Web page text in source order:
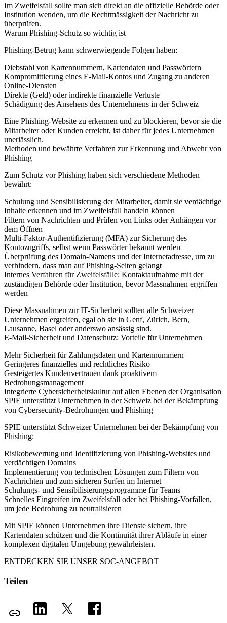
Im Zweifelsfall sollte man sich direkt an die offizielle Behörde oder
Institution wenden, um die Rechtmässigkeit der Nachricht zu
überprüfen.
Warum Phishing-Schutz so wichtig ist
Phishing-Betrug kann schwerwiegende Folgen haben:
Diebstahl von Kartennummern, Kartendaten und Passwörtern
Kompromittierung eines E-Mail-Kontos und Zugang zu anderen
Online-Diensten
Direkte (Geld) oder indirekte finanzielle Verluste
Schädigung des Ansehens des Unternehmens in der Schweiz
Eine Phishing-Website zu erkennen und zu blockieren, bevor sie die
Mitarbeiter oder Kunden erreicht, ist daher für jedes Unternehmen
unerlässlich.
Methoden und bewährte Verfahren zur Erkennung und Abwehr von
Phishing
Zum Schutz vor Phishing haben sich verschiedene Methoden
bewährt:
Schulung und Sensibilisierung der Mitarbeiter, damit sie verdächtige
Inhalte erkennen und im Zweifelsfall handeln können
Filtern von Nachrichten und Prüfen von Links oder Anhängen vor
dem Öffnen
Multi-Faktor-Authentifizierung (MFA) zur Sicherung des
Kontozugriffs, selbst wenn Passwörter bekannt werden
Überprüfung des Domain-Namens und der Internetadresse, um zu
verhindern, dass man auf Phishing-Seiten gelangt
Internes Verfahren für Zweifelsfälle: Kontaktaufnahme mit der
zuständigen Behörde oder Institution, bevor Massnahmen ergriffen
werden
Diese Massnahmen zur IT-Sicherheit sollten alle Schweizer
Unternehmen ergreifen, egal ob sie in Genf, Zürich, Bern,
Lausanne, Basel oder anderswo ansässig sind.
E-Mail-Sicherheit und Datenschutz: Vorteile für Unternehmen
Mehr Sicherheit für Zahlungsdaten und Kartennummern
Geringeres finanzielles und rechtliches Risiko
Gesteigertes Kundenvertrauen dank proaktivem
Bedrohungsmanagement
Integrierte Cybersicherheitskultur auf allen Ebenen der Organisation
SPIE unterstützt Unternehmen in der Schweiz bei der Bekämpfung
von Cybersecurity-Bedrohungen und Phishing
SPIE unterstützt Schweizer Unternehmen bei der Bekämpfung von
Phishing:
Risikobewertung und Identifizierung von Phishing-Websites und
verdächtigen Domains
Implementierung von technischen Lösungen zum Filtern von
Nachrichten und zum sicheren Surfen im Internet
Schulungs- und Sensibilisierungsprogramme für Teams
Schnelles Eingreifen im Zweifelsfall oder bei Phishing-Vorfällen,
um jede Bedrohung zu neutralisieren
Mit SPIE können Unternehmen ihre Dienste sichern, ihre
Kartendaten schützen und die Kontinuität ihrer Abläufe in einer
komplexen digitalen Umgebung gewährleisten.
ENTDECKEN SIE UNSER SOC-ANGEBOT
Teilen